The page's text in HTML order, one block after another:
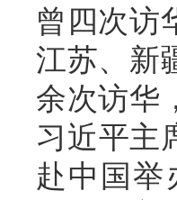
曾四次访
江苏、新
余次访华
习近平主
赴中国举